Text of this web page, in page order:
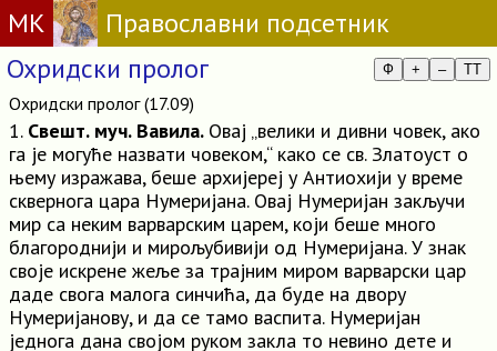
МК
Православни подсетник
Охридски пролог
Ф + – TT
Охридски пролог (17.09)
1. Свешт. муч. Вавила. Овај „велики и дивни човек, ако
га је могуће назвати човеком,“ како се св. Златоуст о
њему изражава, беше архијереј у Антиохији у време
сквернога цара Нумеријана. Овај Нумеријан закључи
мир са неким варварским царем, који беше много
благороднији и мирољубивији од Нумеријана. У знак
своје искрене жеље за трајним миром варварски цар
даде свога малога синчића, да буде на двору
Нумеријанову, и да се тамо васпита. Нумеријан
једнога дана својом руком закла то невино дете и